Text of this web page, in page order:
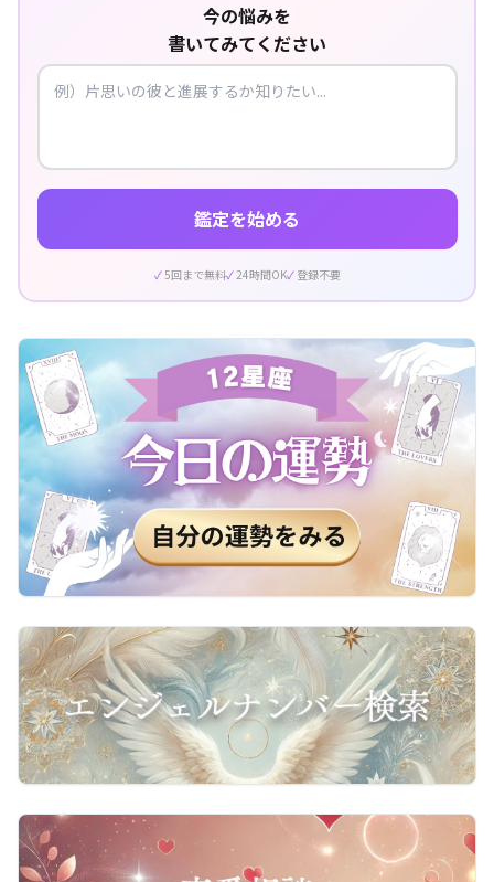
今の悩みを
書いてみてください
鑑定を始める
5回まで無料 24時間OK 登録不要